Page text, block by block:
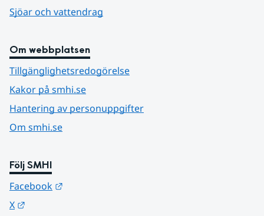
Sjöar och vattendrag
Om webbplatsen
Tillgänglighetsredogörelse
Kakor på smhi.se
Hantering av personuppgifter
Om smhi.se
Följ SMHI
Facebook
X